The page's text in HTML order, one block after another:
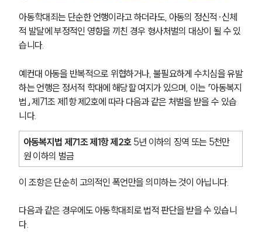
아동학대죄는 단순한 언행이라고 하더라도, 아동의 정신적·신체
적 발달에 부정적인 영향을 끼친 경우 형사처벌의 대상이 될 수 있
습니다.
예컨대 아동을 반복적으로 위협하거나, 불필요하게 수치심을 유발
하는 언행은 정서적 학대에 해당할 여지가 있으며, 이는 「아동복지
법」 제71조 제1항 제2호에 따라 다음과 같은 처벌을 받을 수 있습
니다.
아동복지법 제71조 제1항 제2호 5년 이하의 징역 또는 5천만
원 이하의 벌금
이 조항은 단순히 고의적인 폭언만을 의미하는 것이 아닙니다.
다음과 같은 경우에도 아동학대죄로 법적 판단을 받을 수 있습니
다.